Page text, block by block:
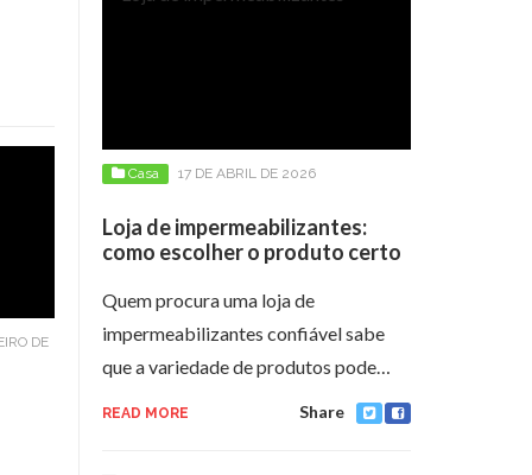
DE
Casa 17 DE ABRIL DE 2026
Loja de impermeabilizantes:
como escolher o produto certo
Quem procura uma loja de
impermeabilizantes confiável sabe
que a variedade de produtos pode…
READ MORE Share